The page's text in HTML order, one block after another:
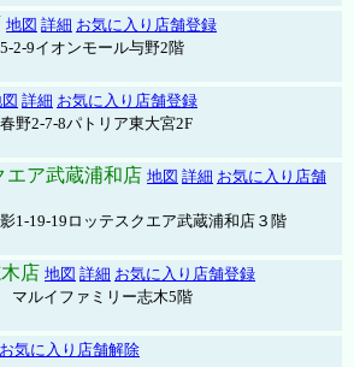
地図 詳細 お気に入り店舗登録
2-9イオンモール与野2階
詳細 お気に入り店舗登録
野2-7-8パトリア東大宮2F
エア武蔵浦和店 地図 詳細 お気に入り店舗
1-19-19ロッテスクエア武蔵浦和店３階
店 地図 詳細 お気に入り店舗登録
マルイファミリー志木5階
お気に入り店舗解除